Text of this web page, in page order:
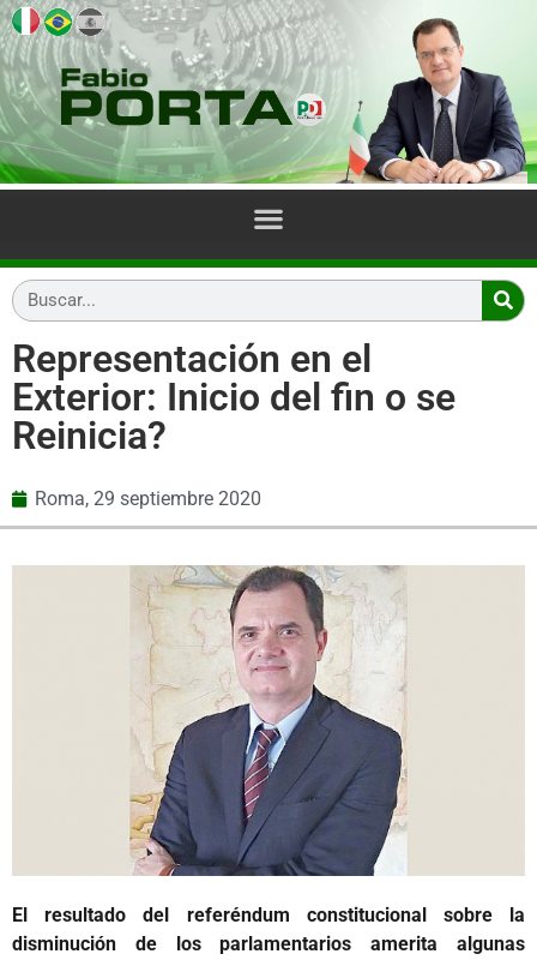
Representación en el
Exterior: Inicio del fin o se
Reinicia?
Roma, 29 septiembre 2020
El resultado del referéndum constitucional sobre la
disminución de los parlamentarios amerita algunas